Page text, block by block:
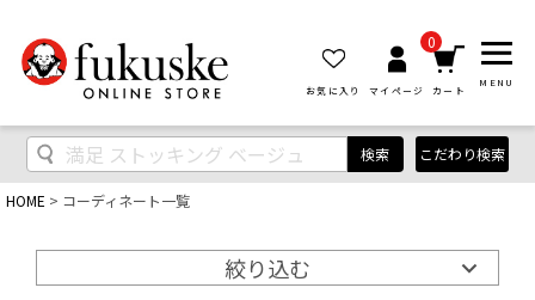
お気に入り マイページ
0
カート
MENU
検索 こだわり検索
HOME コーディネート一覧
絞り込む